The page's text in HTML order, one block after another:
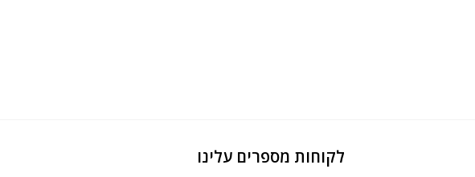
לקוחות מספרים עלינו